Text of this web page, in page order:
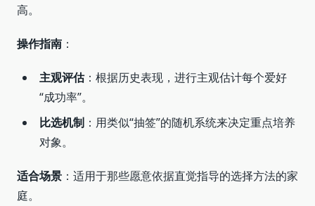
高。
操作指南 ：
主观评估：根据历史表现，进行主观估计每个爱好
“成功率”。
比选机制 ：用类似“抽签”的随机系统来决定重点培养
对象。
适合场景 ：适用于那些愿意依据直觉指导的选择方法的家
庭。